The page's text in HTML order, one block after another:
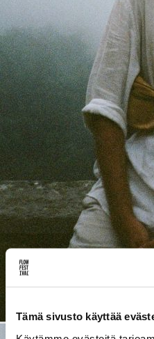
Tämä sivusto käyttää
Lue